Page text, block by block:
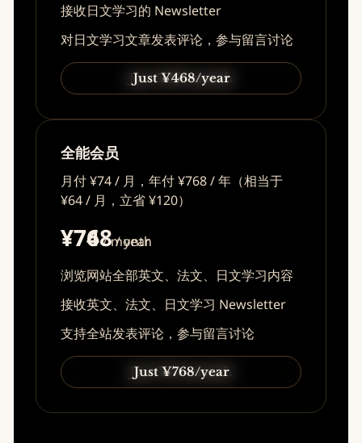
接收日文学习的 Newsletter
对日文学习文章发表评论，参与留言讨论
Just ¥49/month
Just ¥468/year
全能会员
月付 ¥74 / 月，年付 ¥768 / 年（相当于
¥64 / 月，立省 ¥120）
¥74/ month
¥768/ year
浏览网站全部英文、法文、日文学习内容
接收英文、法文、日文学习 Newsletter
支持全站发表评论，参与留言讨论
Just ¥74/month
Just ¥768/year